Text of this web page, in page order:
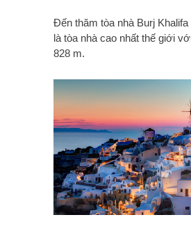
Đến thăm tòa nhà Burj
là tòa nhà cao nhất thế giới
828 m.